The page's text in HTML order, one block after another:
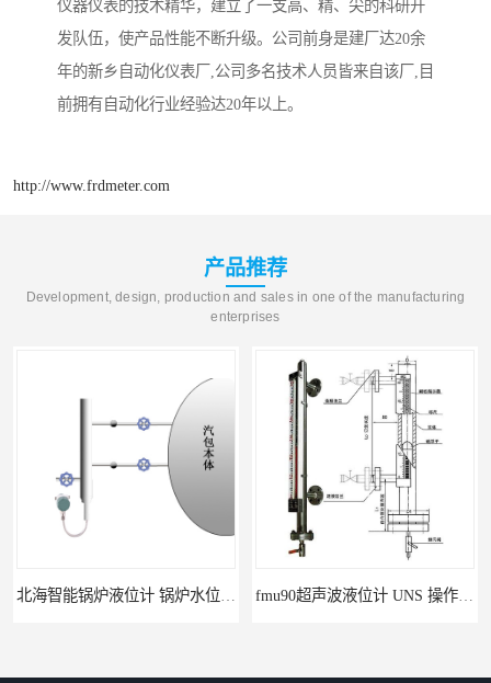
仪器仪表的技术精华，建立了一支高、精、尖的科研开
发队伍，使产品性能不断升级。公司前身是建厂达20余
年的新乡自动化仪表厂,公司多名技术人员皆来自该厂,目
前拥有自动化行业经验达20年以上。
http://www.frdmeter.com
产品推荐
Development, design, production and sales in one of the manufacturing
enterprises
北海智能锅炉液位计 锅炉水位计厂商 自动适应自动校准 fmu90超声波液位计 UNS 操作简单